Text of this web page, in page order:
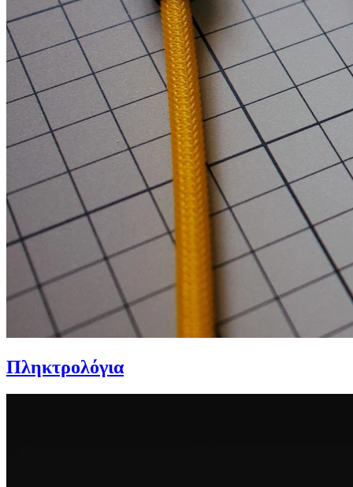
Πληκτρολόγια